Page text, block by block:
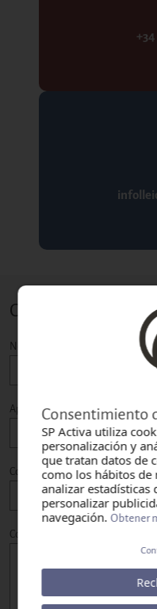
Contacta con
Nombre
Apellidos
Contacto
Correo electrònico
Comentarios
Consentimiento
SP Activa utiliza
personalización y
que tratan datos de
como los hábitos de
analizar estadísticas
personalizar
navegación.Obtener